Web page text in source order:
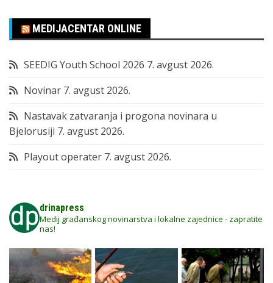
MEDIJACENTAR ONLINE
SEEDIG Youth School 2026 7. avgust 2026.
Novinar 7. avgust 2026.
Nastavak zatvaranja i progona novinara u
Bjelorusiji 7. avgust 2026.
Playout operater 7. avgust 2026.
drinapress
Medij građanskog novinarstva i lokalne zajednice - zapratite
nas!